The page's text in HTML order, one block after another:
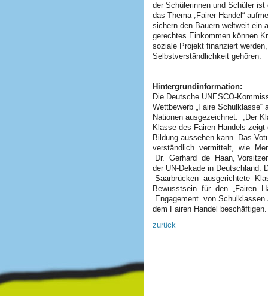
der Schülerinnen und Schüler
das Thema „Fairer Handel“
sichern den Bauern weltweit ein
gerechtes Einkommen können
soziale Projekt finanziert
Selbstverständlichkeit gehören.
Hintergrundinformation:
Die Deutsche UNESCO-
Wettbewerb „Faire
Nationen ausgezeichnet. „Der
Klasse des Fairen Handels
Bildung aussehen kann. Das
verständlich vermittelt, wie
Dr. Gerhard de Haan,
der UN-Dekade in
Saarbrücken ausgerichtete
Bewusstsein für den „Fairen
Engagement von
dem Fairen Handel
zurück